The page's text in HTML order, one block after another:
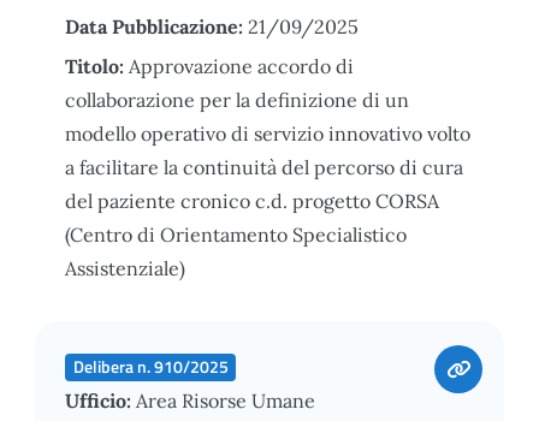
Data Pubblicazione: 21/09/2025
Titolo: Approvazione accordo di
collaborazione per la definizione di un
modello operativo di servizio innovativo volto
a facilitare la continuità del percorso di cura
del paziente cronico c.d. progetto CORSA
(Centro di Orientamento Specialistico
Assistenziale)
Delibera n. 910/2025
Ufficio: Area Risorse Umane